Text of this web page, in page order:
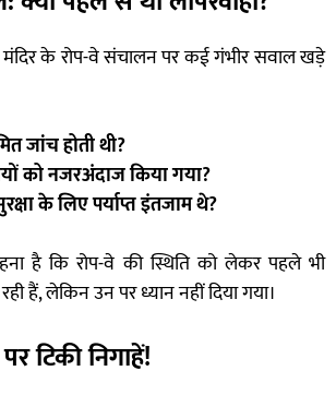
के रोप-वे संचालन पर कई गंभीर सवाल खड़े
जांच होती थी?
को नजरअंदाज किया गया?
के लिए पर्याप्त इंतजाम थे?
है कि रोप-वे की स्थिति को लेकर पहले भी
हैं, लेकिन उन पर ध्यान नहीं दिया गया।
टिकी निगाहें!